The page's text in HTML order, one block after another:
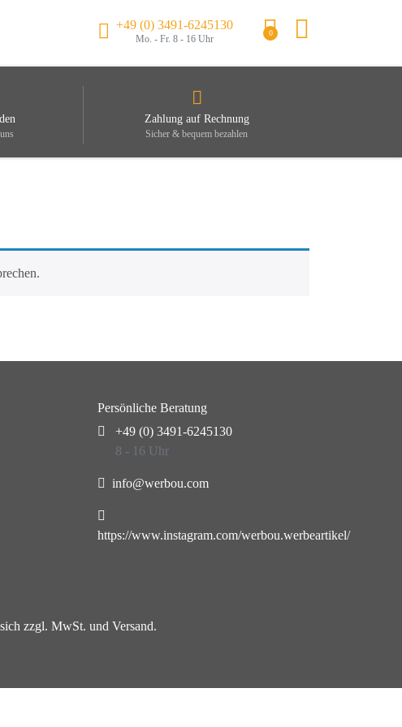
+49 (0) 3491-6245130
Mo. - Fr. 8 - 16 Uhr
0
Zahlung auf Rechnung
Sicher & bequem bezahlen
Persönliche Beratung
+49 (0) 3491-6245130
8 - 16 Uhr
info@werbou.com
https://www.instagram.com/werbou.werbeartikel/
zzgl. MwSt. und Versand.